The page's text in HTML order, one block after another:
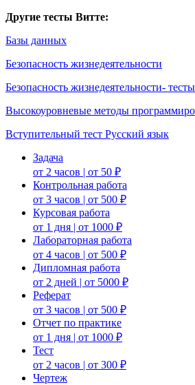
Другие тесты Витте:
Базы данных
Безопасность жизнедеятельности
Безопасность жизнедеятельности-
Высокоуровневые методы
Вступительный тест Русский язык
Задача
от 2 часов | от 50 ₽
Контрольная работа
от 3 часов | от 500 ₽
Курсовая работа
от 1 дня | от 1000 ₽
Лабораторная работа
от 4 часов | от 500 ₽
Дипломная работа
от 2 дней | от 5000 ₽
Реферат
от 3 часов | от 500 ₽
Отчет по практике
от 1 дня | от 1000 ₽
Тест
от 2 часов | от 300 ₽
Чертеж